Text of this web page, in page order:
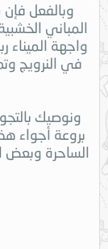
وبالفعل
المباني
واجهة الميناء
في النرويج
ونوصيك
بروعة أجواء
الساحرة وبعض